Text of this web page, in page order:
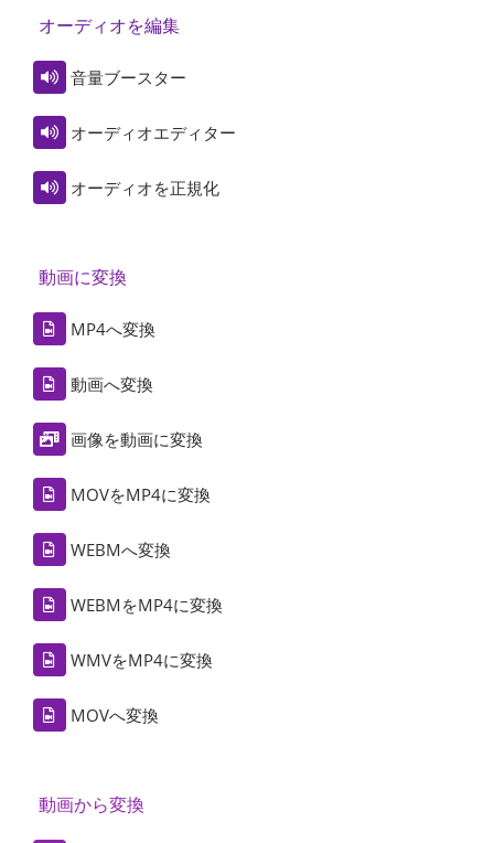
オーディオを編集
音量ブースター
オーディオエディター
オーディオを正規化
動画に変換
MP4へ変換
動画へ変換
画像を動画に変換
MOVをMP4に変換
WEBMへ変換
WEBMをMP4に変換
WMVをMP4に変換
MOVへ変換
動画から変換